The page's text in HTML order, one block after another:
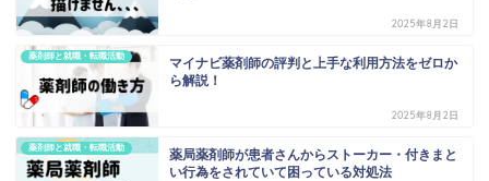
2025年8月2日
薬剤師と就職・転職活動
マイナビ薬剤師の評判と上手な利用方法をゼロか
ら解説！
2025年8月2日
薬剤師と就職・転職活動
薬局薬剤師が患者さんからストーカー・付きまと
い行為をされていて困っている対処法